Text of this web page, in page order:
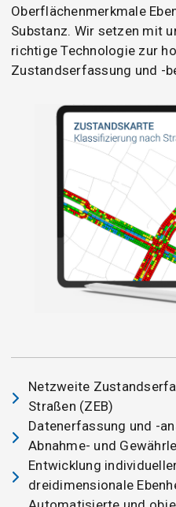
Oberflächenmerkmale
Substanz. Wir setzen mit
richtige Technologie zur
Zustandserfassung und -
Netzweite
Straßen (ZEB)
Datenerfassung und -
Abnahme- und
Entwicklung
dreidimensionale